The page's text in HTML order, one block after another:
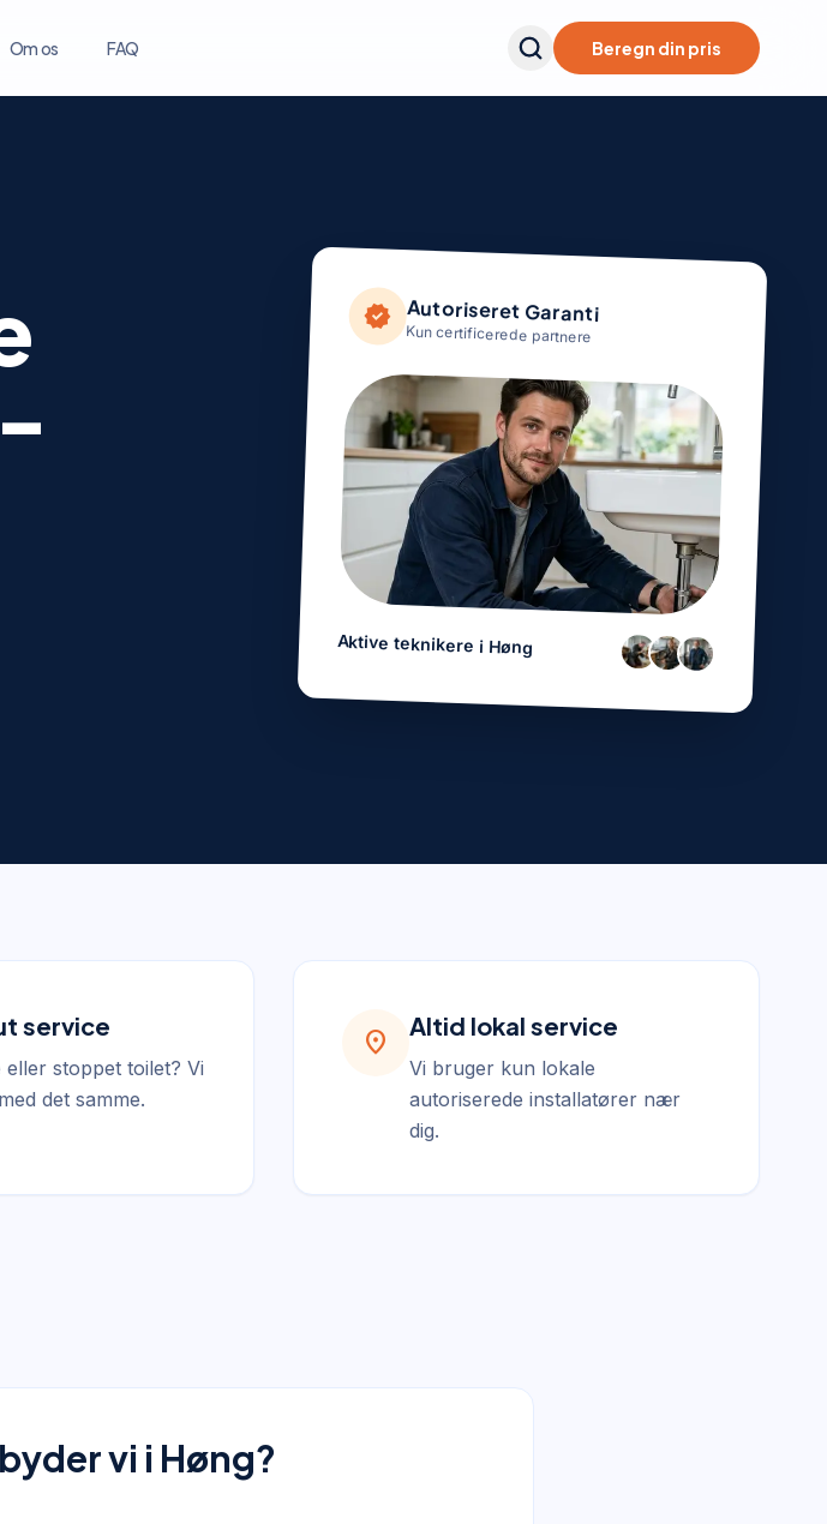
Om os FAQ Beregn din pris
verified Autoriseret Garanti
Kun certificerede partnere
Aktive teknikere i Høng
service
eller stoppet toilet? Vi
det samme.
location_on
Altid lokal service
Vi bruger kun lokale
autoriserede installatører nær
dig.
vi i Høng?